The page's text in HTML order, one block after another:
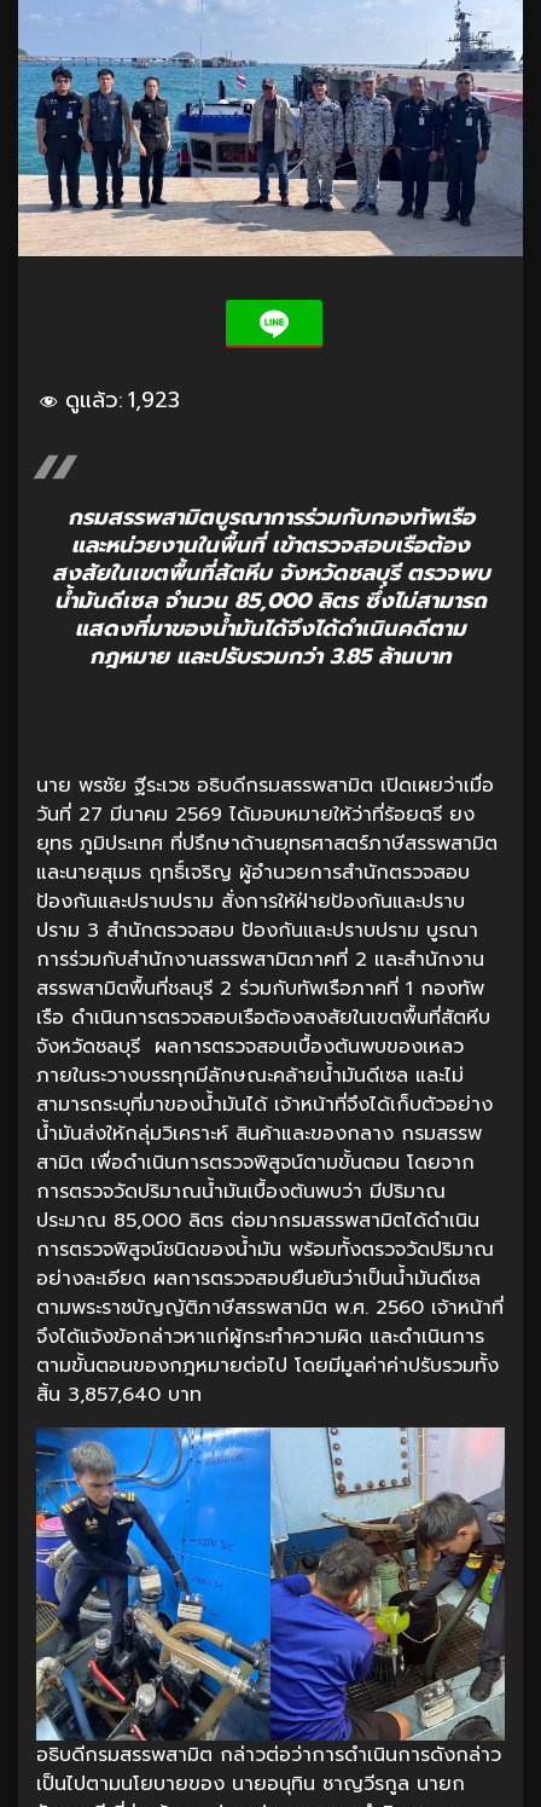
ดูแล้ว:1,923
กรมสรรพสามิตบูรณาการร่วมกับกองทัพเรือ
และหน่วยงานในพื้นที่ เข้าตรวจสอบเรือต้อง
สงสัยในเขตพื้นที่สัตหีบ จังหวัดชลบุรี ตรวจพบ
น้ำมันดีเซล จำนวน 85,000 ลิตร ซึ่งไม่สามารถ
แสดงที่มาของน้ำมันได้จึงได้ดำเนินคดีตาม
กฎหมาย และปรับรวมกว่า 3.85 ล้านบาท
นาย พรชัย ฐีระเวช อธิบดีกรมสรรพสามิต เปิดเผยว่าเมื่อ
วันที่ 27 มีนาคม 2569 ได้มอบหมายให้ว่าที่ร้อยตรี ยง
ยุทธ ภูมิประเทศ ที่ปรึกษาด้านยุทธศาสตร์ภาษีสรรพสามิต
และนายสุเมธ ฤทธิ์เจริญ ผู้อำนวยการสำนักตรวจสอบ
ป้องกันและปราบปราม สั่งการให้ฝ่ายป้องกันและปราบ
ปราม 3 สำนักตรวจสอบ ป้องกันและปราบปราม บูรณา
การร่วมกับสำนักงานสรรพสามิตภาคที่ 2 และสำนักงาน
สรรพสามิตพื้นที่ชลบุรี 2 ร่วมกับทัพเรือภาคที่ 1 กองทัพ
เรือ ดำเนินการตรวจสอบเรือต้องสงสัยในเขตพื้นที่สัตหีบ
จังหวัดชลบุรี ผลการตรวจสอบเบื้องต้นพบของเหลว
ภายในระวางบรรทุกมีลักษณะคล้ายน้ำมันดีเซล และไม่
สามารถระบุที่มาของน้ำมันได้ เจ้าหน้าที่จึงได้เก็บตัวอย่าง
น้ำมันส่งให้กลุ่มวิเคราะห์ สินค้าและของกลาง กรมสรรพ
สามิต เพื่อดำเนินการตรวจพิสูจน์ตามขั้นตอน โดยจาก
การตรวจวัดปริมาณน้ำมันเบื้องต้นพบว่า มีปริมาณ
ประมาณ 85,000 ลิตร ต่อมากรมสรรพสามิตได้ดำเนิน
การตรวจพิสูจน์ชนิดของน้ำมัน พร้อมทั้งตรวจวัดปริมาณ
อย่างละเอียด ผลการตรวจสอบยืนยันว่าเป็นน้ำมันดีเซล
ตามพระราชบัญญัติภาษีสรรพสามิต พ.ศ. 2560 เจ้าหน้าที่
จึงได้แจ้งข้อกล่าวหาแก่ผู้กระทำความผิด และดำเนินการ
ตามขั้นตอนของกฎหมายต่อไป โดยมีมูลค่าค่าปรับรวมทั้ง
สิ้น 3,857,640 บาท
อธิบดีกรมสรรพสามิต กล่าวต่อว่าการดำเนินการดังกล่าว
เป็นไปตามนโยบายของ นายอนุทิน ชาญวีรกูล นายก